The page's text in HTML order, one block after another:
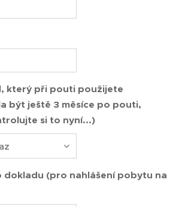
který při pouti použijete
být ještě 3 měsíce po pouti,
si to nyní...)
dokladu (pro nahlášení pobytu na